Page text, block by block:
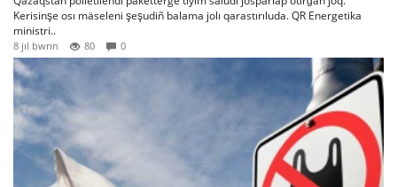
Kerisinşe osı mäseleni şeşudiñ balama jolı qarastırıluda. QR Energetika
ministri..
8 jıl bwrın 80 0